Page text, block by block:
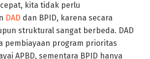
kita tidak perlu
DAD dan BPID, karena secara
struktural sangat berbeda. DAD
pembiayaan program prioritas
APBD, sementara BPID hanya